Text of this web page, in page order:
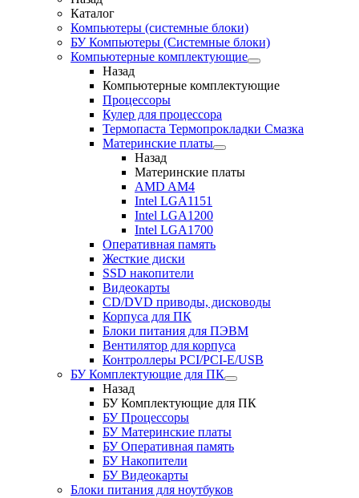
Каталог
Компьютеры (системные блоки)
БУ Компьютеры (Системные блоки)
Компьютерные комплектующие
Назад
Компьютерные комплектующие
Процессоры
Кулер для процессора
Термопаста Термопрокладки Смазка
Материнские платы
Назад
Материнские платы
AMD AM4
Intel LGA1151
Intel LGA1200
Intel LGA1700
Оперативная память
Жесткие диски
SSD накопители
Видеокарты
CD/DVD приводы, дисководы
Корпуса для ПК
Блоки питания для ПЭВМ
Вентилятор для корпуса
Контроллеры PCI/PCI-E/USB
БУ Комплектующие для ПК
Назад
БУ Комплектующие для ПК
БУ Процессоры
БУ Материнские платы
БУ Оперативная память
БУ Накопители
БУ Видеокарты
Блоки питания для ноутбуков